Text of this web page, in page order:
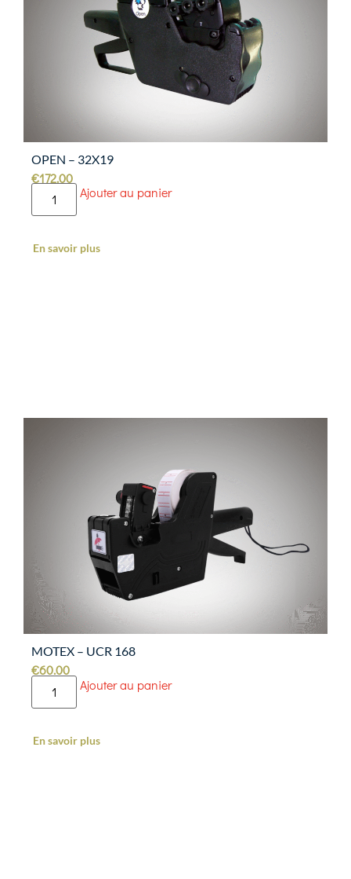
OPEN – 32X19
€172.00
Ajouter au panier
En savoir plus
MOTEX – UCR 168
€60.00
Ajouter au panier
En savoir plus